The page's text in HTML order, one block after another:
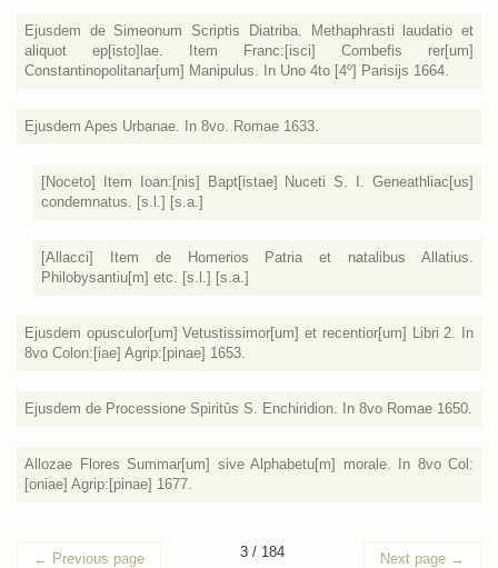
Ejusdem de Simeonum Scriptis Diatriba. Methaphrasti laudatio et
aliquot ep[isto]lae. Item Franc:[isci] Combefis rer[um]
Constantinopolitanar[um] Manipulus. In Uno 4to [4º] Parisijs 1664.
Ejusdem Apes Urbanae. In 8vo. Romae 1633.
[Noceto] Item Ioan:[nis] Bapt[istae] Nuceti S. I. Geneathliac[us]
condemnatus. [s.l.] [s.a.]
[Allacci] Item de Homerios Patria et natalibus Allatius.
Philobysantiu[m] etc. [s.l.] [s.a.]
Ejusdem opusculor[um] Vetustissimor[um] et recentior[um] Libri 2. In
8vo Colon:[iae] Agrip:[pinae] 1653.
Ejusdem de Processione Spiritûs S. Enchiridion. In 8vo Romae 1650.
Allozae Flores Summar[um] sive Alphabetu[m] morale. In 8vo Col:
[oniae] Agrip:[pinae] 1677.
← Previous page 3 / 184 Next page →